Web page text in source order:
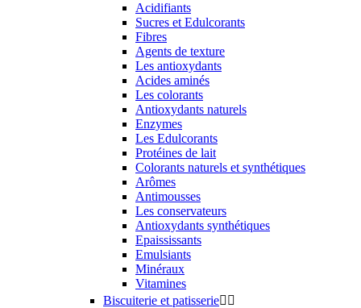
Acidifiants
Sucres et Edulcorants
Fibres
Agents de texture
Les antioxydants
Acides aminés
Les colorants
Antioxydants naturels
Enzymes
Les Edulcorants
Protéines de lait
Colorants naturels et synthétiques
Arômes
Antimousses
Les conservateurs
Antioxydants synthétiques
Epaississants
Emulsiants
Minéraux
Vitamines
Biscuiterie et patisserie 